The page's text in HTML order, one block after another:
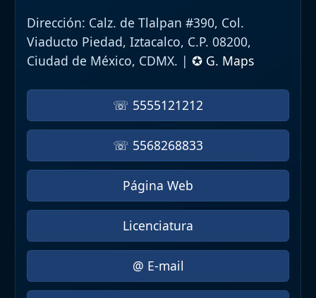
Dirección: Calz. de Tlalpan #390, Col.
Viaducto Piedad, Iztacalco, C.P. 08200,
Ciudad de México, CDMX. | ✪ G. Maps
☏ 5555121212
☏ 5568268833
Página Web
Licenciatura
@ E-mail